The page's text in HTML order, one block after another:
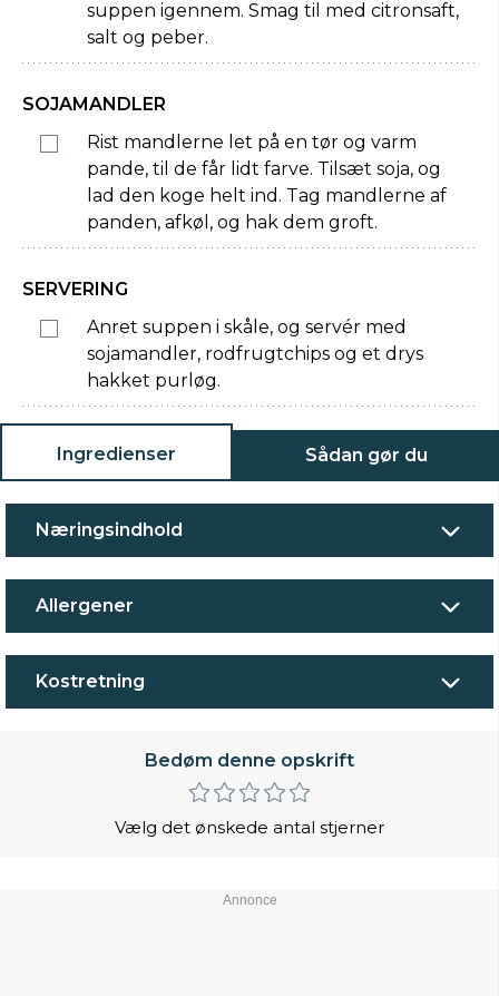
suppen igennem. Smag til med citronsaft,
salt og peber.
SOJAMANDLER
Rist mandlerne let på en tør og varm
pande, til de får lidt farve. Tilsæt soja, og
lad den koge helt ind. Tag mandlerne af
panden, afkøl, og hak dem groft.
SERVERING
Anret suppen i skåle, og servér med
sojamandler, rodfrugtchips og et drys
hakket purløg.
Ingredienser Sådan gør du
Næringsindhold
Allergener
Kostretning
Bedøm denne opskrift
Vælg det ønskede antal stjerner